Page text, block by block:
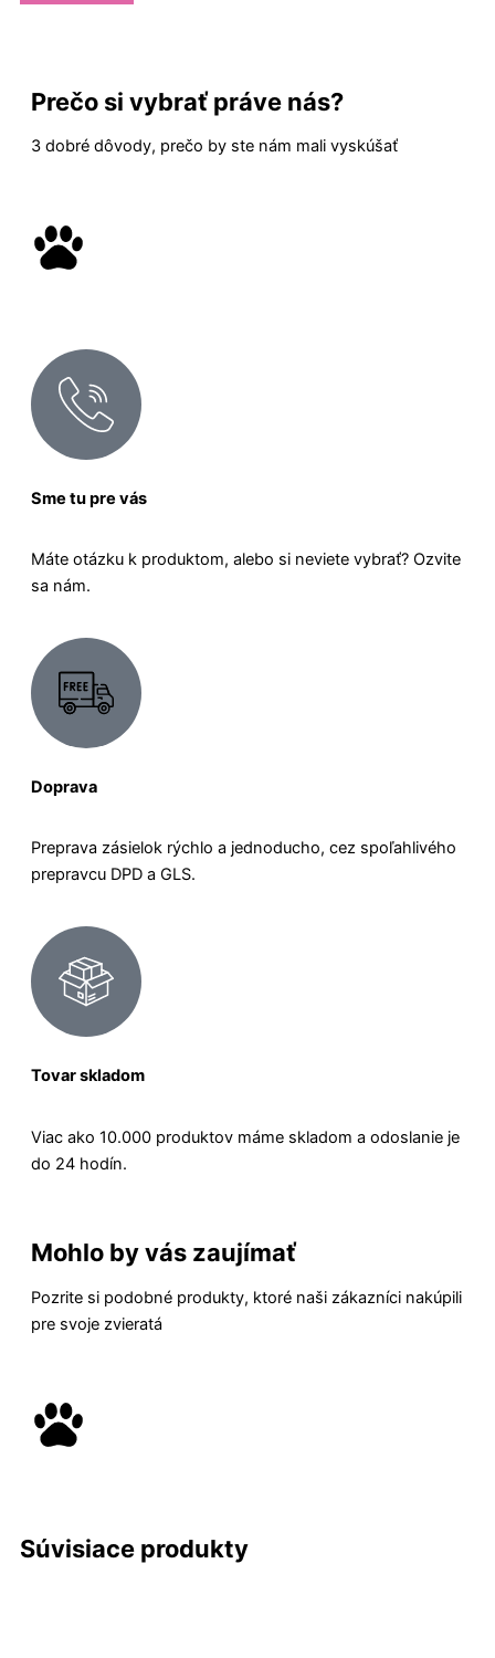
Prečo si vybrať práve nás?
3 dobré dôvody, prečo by ste nám mali vyskúšať
Sme tu pre vás
Máte otázku k produktom, alebo si neviete vybrať? Ozvite
sa nám.
Doprava
Preprava zásielok rýchlo a jednoducho, cez spoľahlivého
prepravcu DPD a GLS.
Tovar skladom
Viac ako 10.000 produktov máme skladom a odoslanie je
do 24 hodín.
Mohlo by vás zaujímať
Pozrite si podobné produkty, ktoré naši zákazníci nakúpili
pre svoje zvieratá
Súvisiace produkty